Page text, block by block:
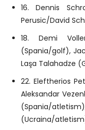
16. Dennis
Perusic/David
18. Demi
(Spania/golf),
Laşa Talahadze
22. Eleftherios
Aleksandar
(Spania/
(Ucraina/